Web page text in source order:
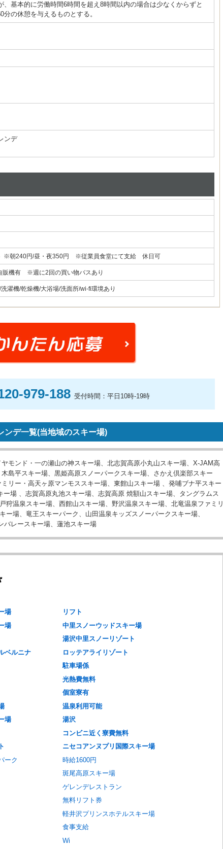
基本的に労働時間6時間を超え8時間以内の場合は少なくからずと
の休憩を与えるものとする。
ンデ
）※朝240円/昼・夜350円 ※従業員食堂にて支給 休日可
販機有 ※週に2回の買い物バスあり
濯機/乾燥機/大浴場/洗面所/wi-fi環境あり
979-188 受付時間：平日10時-19時
ンデ一覧(当地域のスキー場)
モンド・一の瀬山の神スキー場、北志賀高原小丸山スキー場、X-JAM高
島平スキー場、黒姫高原スノーパークスキー場、さかえ倶楽部スキー
リー・高天ヶ原マンモススキー場、東館山スキー場 、発哺ブナ平スキー
場 、志賀高原丸池スキー場、志賀高原 焼額山スキー場、タングラムス
狩温泉スキー場、西館山スキー場、野沢温泉スキー場、北竜温泉ファミリ
場、竜王スキーパーク、山田温泉キッズスノーパークスキー場、
バレースキー場、蓮池スキー場
場
リフト
場
中里スノーウッドスキー場
湯沢中里スノーリゾート
ベルニナ
ロッテアライリゾート
駐車場係
光熱費無料
個室寮有
温泉利用可能
場
湯沢
コンビニ近く寮費無料
ニセコアンヌプリ国際スキー場
ーク
時給1600円
斑尾高原スキー場
ゲレンデレストラン
無料リフト券
軽井沢プリンスホテルスキー場
食事支給
Wi